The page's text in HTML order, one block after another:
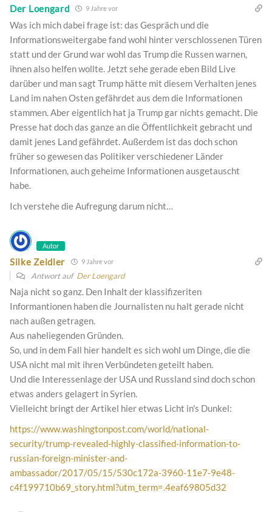
Der Loengard 9 Jahre vor
Was ich mich dabei frage ist: das Gespräch und die
Informationsweitergabe fand wohl hinter verschlossenen Türen
statt und der Grund war wohl das Trump die Russen warnen,
ihnen also helfen wollte. Jetzt sehe gerade eben Bild Live
darüber und man sagt Trump hätte mit diesem Verhalten jenes
Land im nahen Osten gefährdet aus dem die Informationen
stammen. Aber eigentlich hat ja Trump gar nichts gemacht. Die
Presse hat doch das ganze an die Öffentlichkeit gebracht und
damit jenes Land gefährdet. Außerdem ist das doch schon
früher so gewesen das Politiker verschiedener Länder
Informationen, auch geheime Informationen ausgetauscht
habe.
Ich verstehe die Aufregung darum nicht…
Autor
Silke Zeidler 9 Jahre vor
Antwort auf Der Loengard
Naja nicht so ganz. Den Inhalt der klassifizeriten
Informantionen haben die Journalisten nu halt gerade nicht
nach außen getragen.
Aus naheliegenden Gründen.
So, und in dem Fall hier handelt es sich wohl um Dinge, die die
USA nicht mal mit ihren Verbündeten geteilt haben.
Und die Interessenlage der USA und Russland sind doch schon
etwas anders gelagert in Syrien.
Vielleicht bringt der Artikel hier etwas Licht in's Dunkel:
https://www.washingtonpost.com/world/national-
security/trump-revealed-highly-classified-information-to-
russian-foreign-minister-and-
ambassador/2017/05/15/530c172a-3960-11e7-9e48-
c4f199710b69_story.html?utm_term=.4eaf69805d32